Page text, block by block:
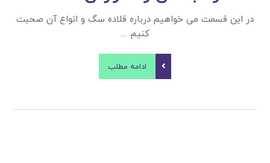
در این قسمت می خواهیم درباره قلاده سگ و انواع آن صحبت
کنیم. ...
ادامه مطلب